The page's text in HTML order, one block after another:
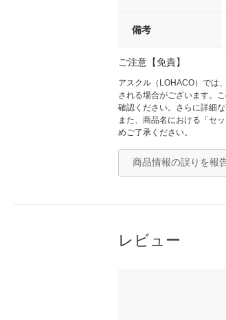
備考
ご注意【免責】
アスクル（LOHACO）では
される場合がございます。
確認ください。さらに詳細
また、商品名における「セ
めご了承ください。
商品情報の誤りを報
レビュー